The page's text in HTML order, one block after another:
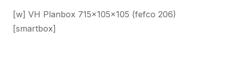
[w] VH Planbox 715x105x105 (fefco 206)
[smartbox]